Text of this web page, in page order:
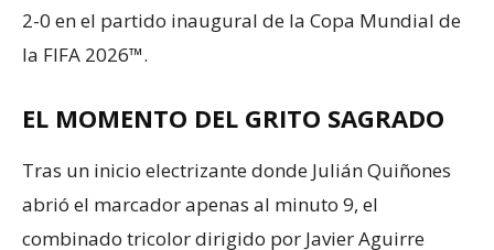
2-0 en el partido inaugural de la Copa Mundial de
la FIFA 2026™.
EL MOMENTO DEL GRITO SAGRADO
Tras un inicio electrizante donde Julián Quiñones
abrió el marcador apenas al minuto 9, el
combinado tricolor dirigido por Javier Aguirre